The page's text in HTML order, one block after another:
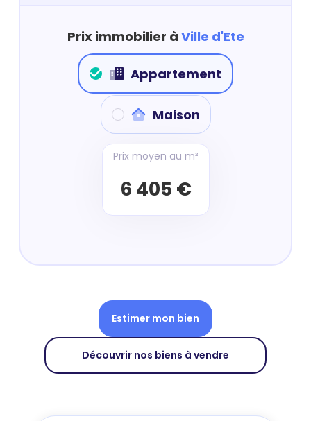
Prix immobilier à Ville d'Ete
Appartement
Maison
Prix moyen au m²
6 405 €
Estimer mon bien
Découvrir nos biens à vendre